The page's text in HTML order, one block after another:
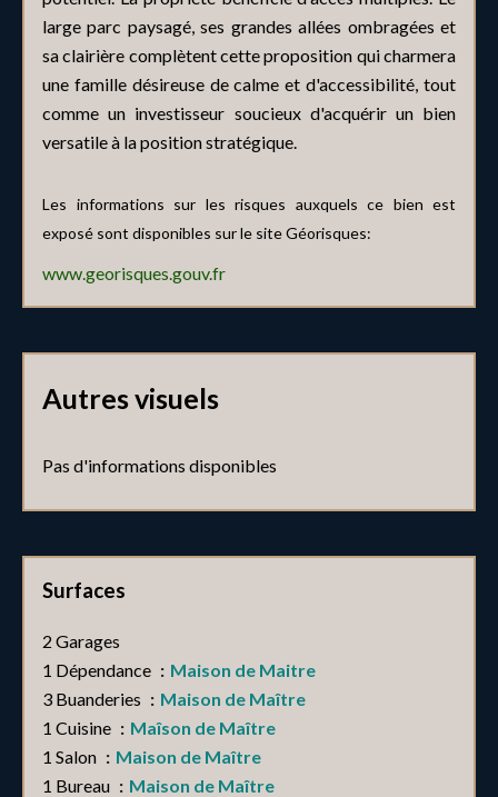
large parc paysagé, ses grandes allées ombragées et
sa clairière complètent cette proposition qui charmera
une famille désireuse de calme et d'accessibilité, tout
comme un investisseur soucieux d'acquérir un bien
versatile à la position stratégique.
Les informations sur les risques auxquels ce bien est
exposé sont disponibles sur le site Géorisques:
www.georisques.gouv.fr
Autres visuels
Pas d'informations disponibles
Surfaces
2 Garages
1 Dépendance
Maison de Maitre
3 Buanderies
Maison de Maître
1 Cuisine
Maîson de Maître
1 Salon
Maison de Maître
1 Bureau
Maison de Maître